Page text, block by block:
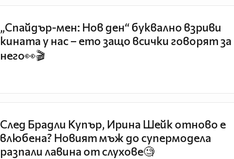
„Спайдър-мен: Нов ден“ буквално взриви
кината у нас – ето защо всички говорят за
него👀🎬
След Брадли Купър, Ирина Шейк отново е
влюбена? Новият мъж до супермодела
разпали лавина от слухове🧐